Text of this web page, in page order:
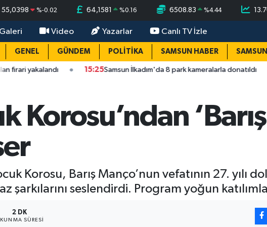
55,0398 %-0.02 64,1581 %0.16 6508.83 %4.44
Video Yazarlar Canlı TV İzle
GENEL GÜNDEM POLİTİKA SAMSUN HABER
15:25 Samsun İlkadım'da 8 park kameralarla donatıldı 15:07
Korosu’ndan
Korosu, Barış Manço’nun vefatının 27. yılı
şarkılarını seslendirdi. Program yoğun
2 DK
SÜRESI